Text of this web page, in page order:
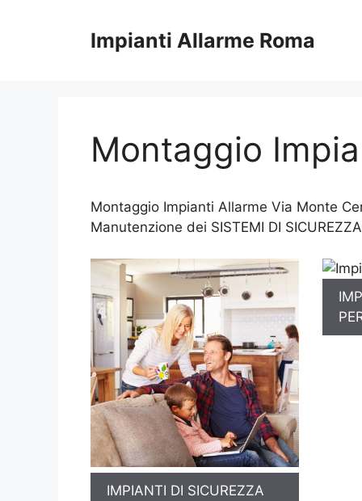
Impianti Allarme Roma
Montaggio
Montaggio Impianti Allarme Via Monte
Manutenzione dei SISTEMI DI
IMPIANTI DI SICUREZZA